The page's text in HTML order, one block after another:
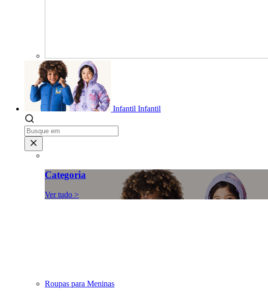
Infantil Infantil
Categoria
Ver tudo >
Roupas para Meninas